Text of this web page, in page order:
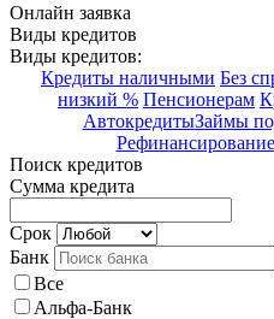
Онлайн заявка
Виды кредитов
Виды кредитов:
Кредиты наличными Без
низкий % Пенсионерам
АвтокредитыЗаймы
Рефинансирование
Поиск кредитов
Сумма кредита
Срок
Банк
Все
Альфа-Банк